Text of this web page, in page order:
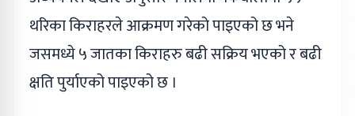
थरिका किराहरले आक्रमण गरेको पाइएको छ भने
जसमध्ये ५ जातका किराहरु बढी सक्रिय भएको र बढी
क्षति पुर्याएको पाइएको छ ।